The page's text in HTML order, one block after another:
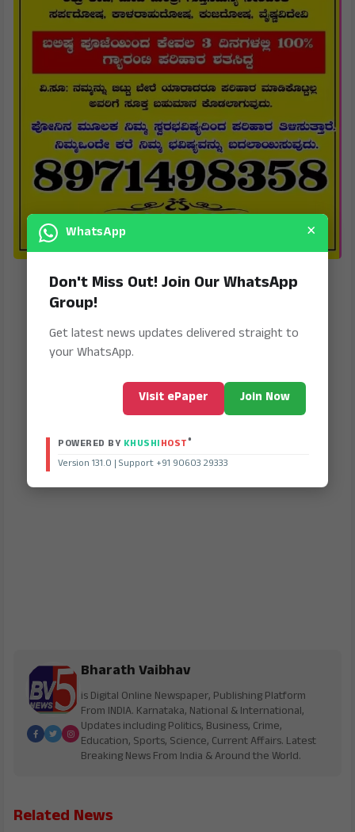
Bharath Vaibhav
is Digital Online Newspaper, Publishing Platform
From INDIA. Karnataka, National & International,
Updates including Politics, Business, Crime,
Education, Sports, Science, Current Affairs. Latest
Breaking News From India & Around the World.
Related News
WhatsApp ×
Don't Miss Out! Join Our WhatsApp
Group!
Get latest news updates delivered straight to
your WhatsApp.
Visit ePaper Join Now
POWERED BY KHUSHIHOST®
Version 131.0 | Support +91 90603 29333